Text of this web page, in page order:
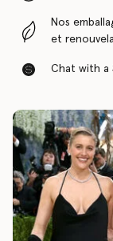
Nos
et
Chat with a